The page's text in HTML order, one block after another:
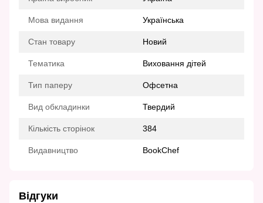
Мова видання Українська
Стан товару Новий
Тематика Виховання дітей
Тип паперу Офсетна
Вид обкладинки Твердий
Кількість сторінок 384
Видавництво BookChef
Відгуки